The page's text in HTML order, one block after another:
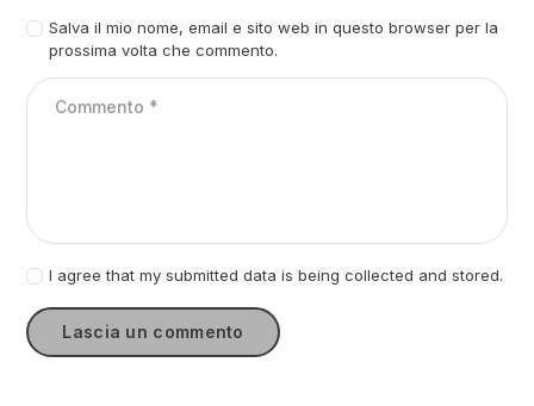
Salva il mio nome, email e sito web in questo browser per la
prossima volta che commento.
I agree that my submitted data is being collected and stored.